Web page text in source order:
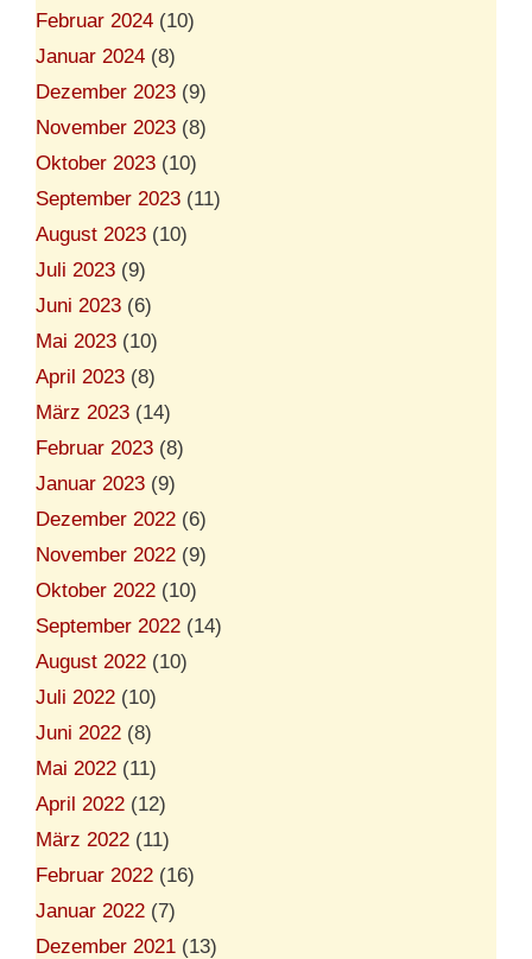
Februar 2024 (10)
Januar 2024 (8)
Dezember 2023 (9)
November 2023 (8)
Oktober 2023 (10)
September 2023 (11)
August 2023 (10)
Juli 2023 (9)
Juni 2023 (6)
Mai 2023 (10)
April 2023 (8)
März 2023 (14)
Februar 2023 (8)
Januar 2023 (9)
Dezember 2022 (6)
November 2022 (9)
Oktober 2022 (10)
September 2022 (14)
August 2022 (10)
Juli 2022 (10)
Juni 2022 (8)
Mai 2022 (11)
April 2022 (12)
März 2022 (11)
Februar 2022 (16)
Januar 2022 (7)
Dezember 2021 (13)